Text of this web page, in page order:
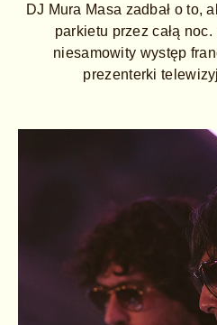
DJ Mura Masa zadbał o to,
parkietu przez całą
niesamowity występ
prezenterki